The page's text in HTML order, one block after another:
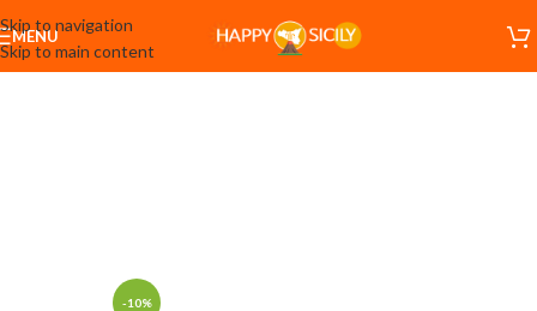
Skip to navigation
Skip to main content
MENU
-10%